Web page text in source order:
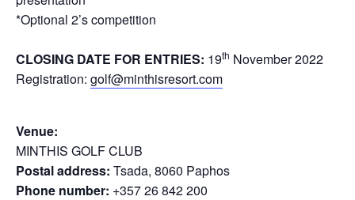
*Optional 2’s competition
CLOSING DATE FOR ENTRIES: 19th November 2022
Registration: golf@minthisresort.com
Venue:
MINTHIS GOLF CLUB
Postal address: Tsada, 8060 Paphos
Phone number: +357 26 842 200